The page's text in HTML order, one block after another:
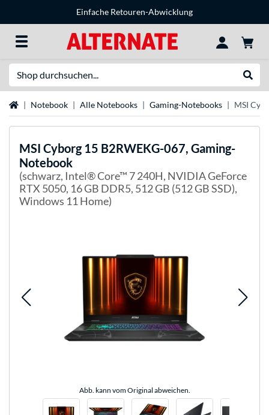
Einfache Retouren-Abwicklung
StartseiteNotebook Alle Notebooks Gaming-Notebooks MSI
MSI Cyborg 15 B2RWEKG-067, Gaming-
Notebook
(schwarz, Intel® Core™ 7 240H, NVIDIA GeForce
RTX 5050, 16 GB DDR5, 512 GB (512 GB SSD),
Windows 11 Home)
Abb. kann vom Original abweichen.